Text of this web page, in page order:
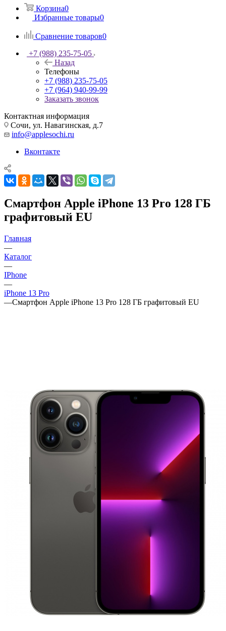
Корзина0
Избранные товары0
Сравнение товаров0
+7 (988) 235-75-05
Назад
Телефоны
+7 (988) 235-75-05
+7 (964) 940-99-99
Заказать звонок
Контактная информация
Сочи, ул. Навагинская, д.7
info@applesochi.ru
Вконтакте
Смартфон Apple iPhone 13 Pro 128 ГБ
графитовый EU
Главная
—
Каталог
—
IPhone
—
iPhone 13 Pro
—Смартфон Apple iPhone 13 Pro 128 ГБ графитовый EU